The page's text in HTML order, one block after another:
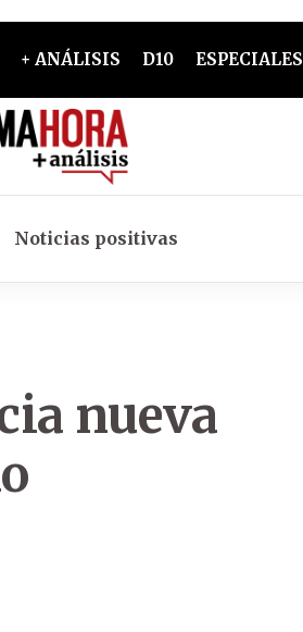
+ ANÁLISIS D10 ESPECIALES
Noticias positivas
nueva